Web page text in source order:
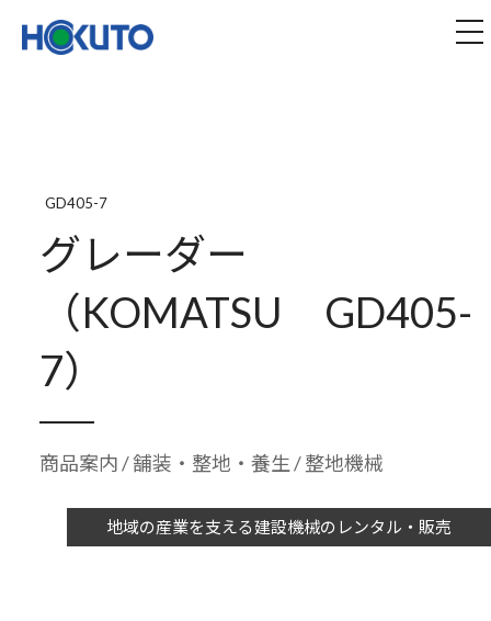
GD405-7
グレーダー
（KOMATSU GD405-
7）
商品案内/舗装・整地・養生/ 整地機械
地域の産業を支える建設機械のレンタル・販売